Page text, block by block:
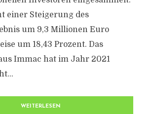
einer Steigerung des
um 9,3 Millionen Euro
um 18,43 Prozent. Das
Immac hat im Jahr 2021
WEITERLESEN